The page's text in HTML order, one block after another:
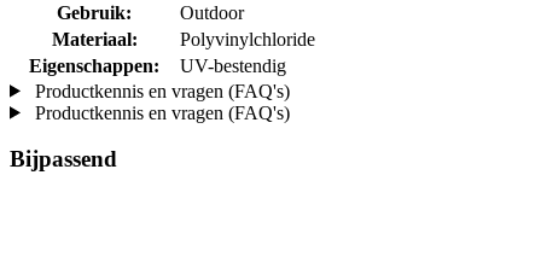
Gebruik:
Outdoor
Materiaal:
Polyvinylchloride
Eigenschappen:
UV-bestendig
Productkennis en vragen (FAQ's)
Productkennis en vragen (FAQ's)
Bijpassend